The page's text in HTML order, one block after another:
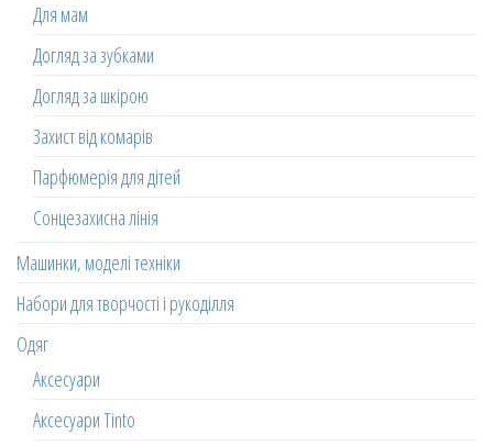
Для мам
Догляд за зубками
Догляд за шкірою
Захист від комарів
Парфюмерія для дітей
Сонцезахисна лінія
Машинки, моделі техніки
Набори для творчості і рукоділля
Одяг
Аксесуари
Аксесуари Tinto